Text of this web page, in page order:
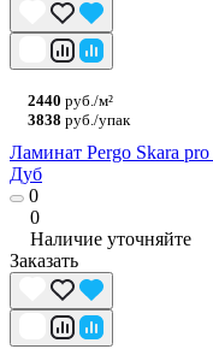
2440 руб./м²
3838 руб./упак
Ламинат Pergo Skara
Дуб
0
0
Наличие уточняйте
Заказать